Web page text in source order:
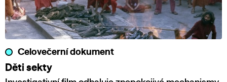
Celovečerní dokument
Děti sekty